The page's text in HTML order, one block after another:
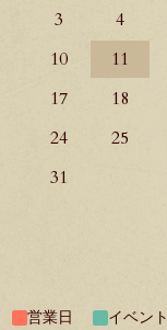
3
4
10
11
17
18
24
25
31
営業日 イベント